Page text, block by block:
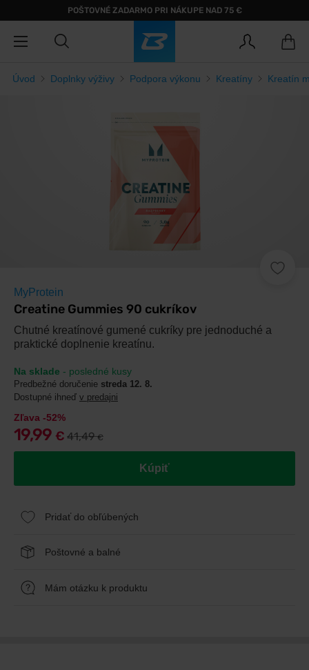
POŠTOVNÉ ZADARMO PRI NÁKUPE NAD 75 €
Úvod Doplnky výživy Podpora výkonu Kreatíny Kreatín
MyProtein
Creatine Gummies 90 cukríkov
Chutné kreatínové gumené cukríky pre jednoduché a
praktické doplnenie kreatínu.
Na sklade - posledné kusy
Predbežné doručenie streda 12. 8.
Dostupné ihneď v predajni
Zľava -52%
19,99 € 41,49€
Kúpiť
Pridať do obľúbených
Poštovné a balné
Mám otázku k produktu